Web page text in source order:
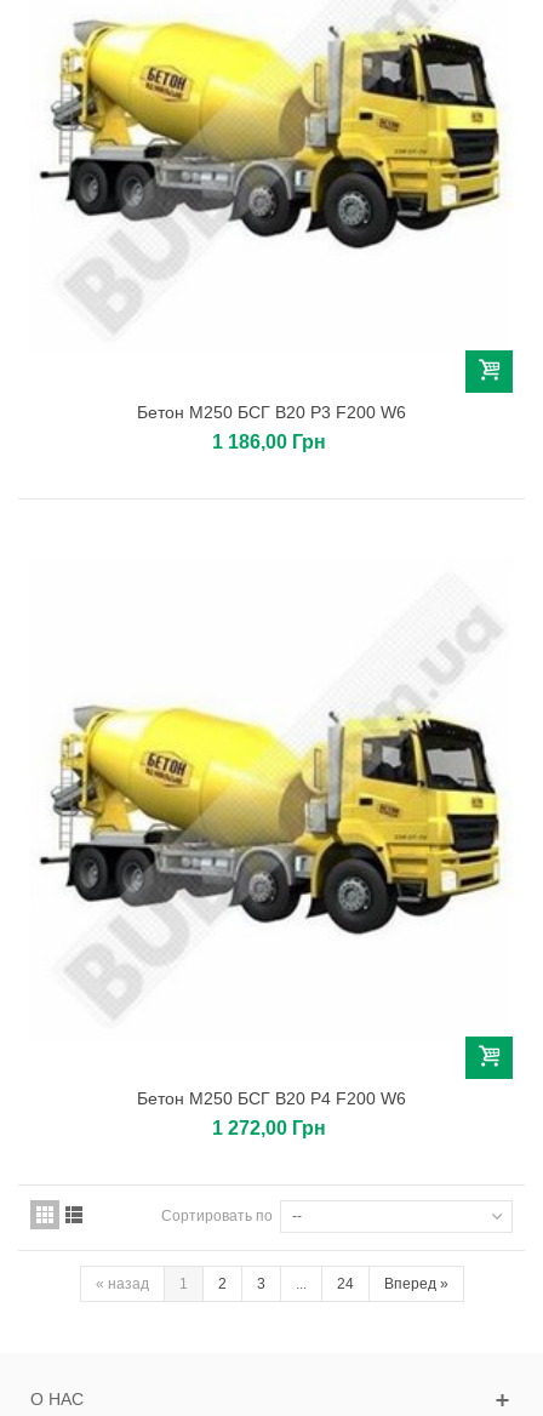
Бетон М250 БСГ В20 Р3 F200 W6
1 186,00 Грн
Бетон М250 БСГ В20 Р4 F200 W6
1 272,00 Грн
Сортировать по --
« назад 1 2 3 ... 24 Вперед»
О НАС